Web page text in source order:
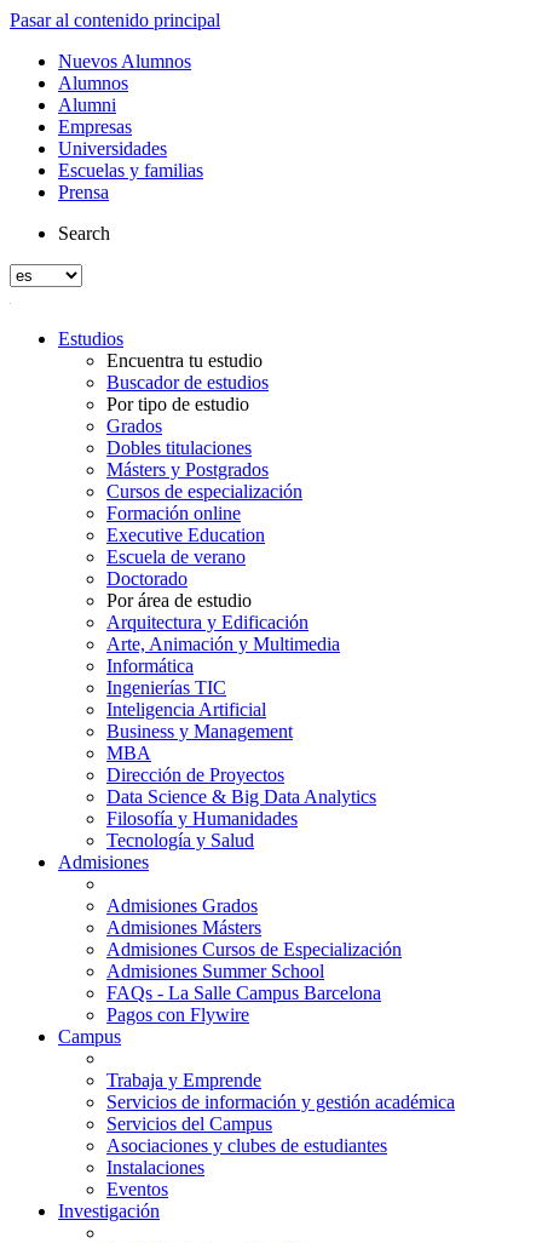
Pasar al contenido principal
Nuevos Alumnos
Alumnos
Alumni
Empresas
Universidades
Escuelas y familias
Prensa
Search
Estudios
Encuentra tu estudio
Buscador de estudios
Por tipo de estudio
Grados
Dobles titulaciones
Másters y Postgrados
Cursos de especialización
Formación online
Executive Education
Escuela de verano
Doctorado
Por área de estudio
Arquitectura y Edificación
Arte, Animación y Multimedia
Informática
Ingenierías TIC
Inteligencia Artificial
Business y Management
MBA
Dirección de Proyectos
Data Science & Big Data Analytics
Filosofía y Humanidades
Tecnología y Salud
Admisiones
Admisiones Grados
Admisiones Másters
Admisiones Cursos de Especialización
Admisiones Summer School
FAQs - La Salle Campus Barcelona
Pagos con Flywire
Campus
Trabaja y Emprende
Servicios de información y gestión académica
Servicios del Campus
Asociaciones y clubes de estudiantes
Instalaciones
Eventos
Investigación